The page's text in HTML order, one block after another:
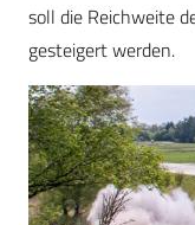
soll die Reichweite
gesteigert werden.